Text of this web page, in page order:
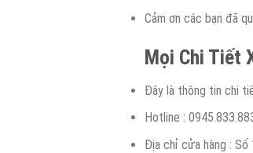
Cảm ơn các bạn đã
Mọi Chi Tiết
Đây là thông tin chi
Hotline :
Địa chỉ cửa hàng : Số